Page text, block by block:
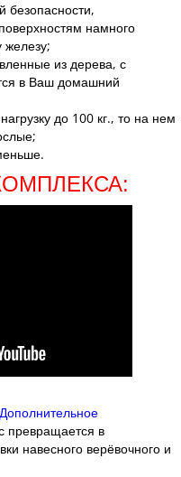
безопасности,
намного
железу;
из дерева, с
в Ваш домашний
до 100 кг., то на нем
превращается в
навесного верёвочного и